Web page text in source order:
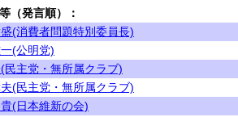
（発言順）：
(消費者問題特別委員長)
(公明党)
民主党・無所属クラブ)
(民主党・無所属クラブ)
(日本維新の会)